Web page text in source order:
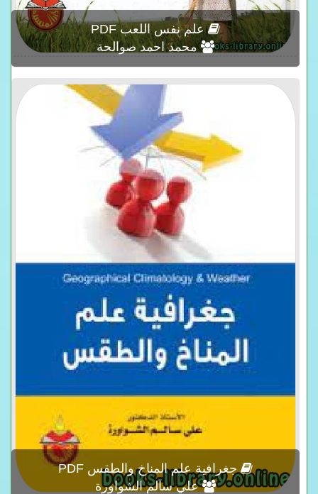
علم نفس اللعب PDF
محمد احمد صوالحة
جغرافية علم المناخ والطقس PDF
علي سالم الشواورة